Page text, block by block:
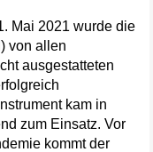
Mai 2021 wurde die
von allen
ausgestatteten
kam in
zum Einsatz. Vor
kommt der